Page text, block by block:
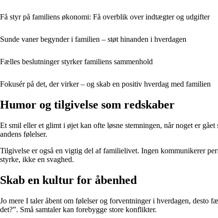
Få styr på familiens økonomi: Få overblik over indtægter og udgifter
Sunde vaner begynder i familien – støt hinanden i hverdagen
Fælles beslutninger styrker familiens sammenhold
Fokusér på det, der virker – og skab en positiv hverdag med familien
Humor og tilgivelse som redskaber
Et smil eller et glimt i øjet kan ofte løsne stemningen, når noget er
andens følelser.
Tilgivelse er også en vigtig del af familielivet. Ingen kommunikerer
styrke, ikke en svaghed.
Skab en kultur for åbenhed
Jo mere I taler åbent om følelser og forventninger i hverdagen, desto
det?”. Små samtaler kan forebygge store konflikter.